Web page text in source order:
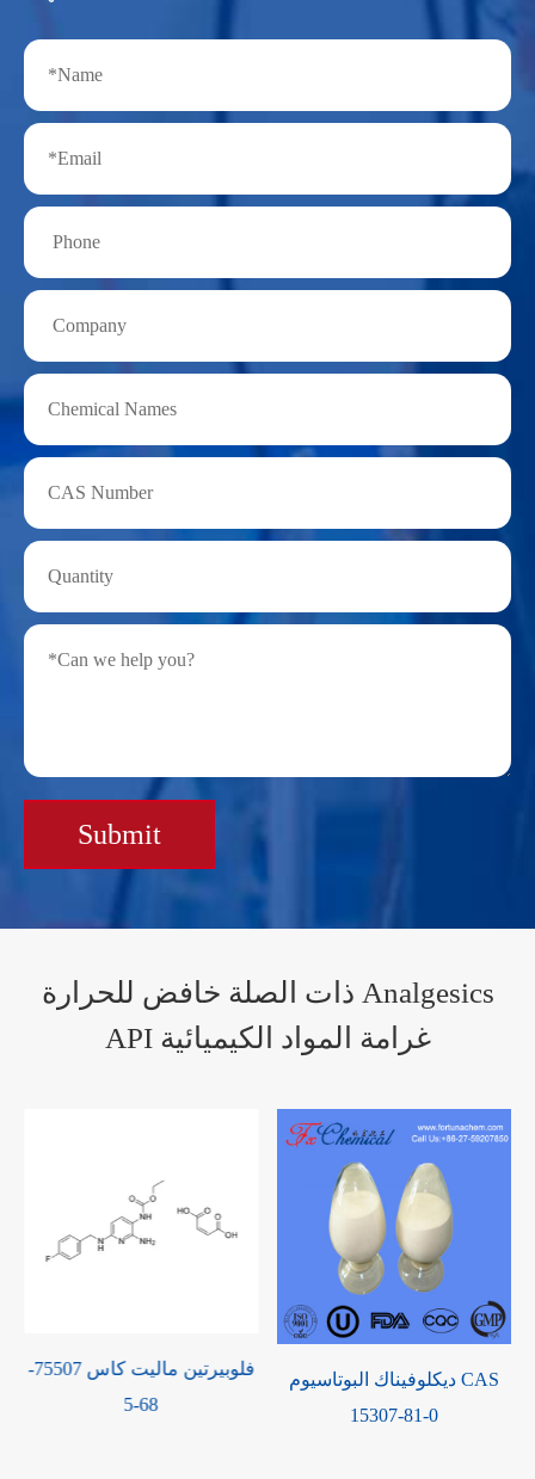
Submit
ذات الصلة خافض للحرارة Analgesics
API غرامة المواد الكيميائية
فلوبيرتين ماليت كاس 75507-
68-5
ديكلوفيناك البوتاسيوم CAS
15307-81-0